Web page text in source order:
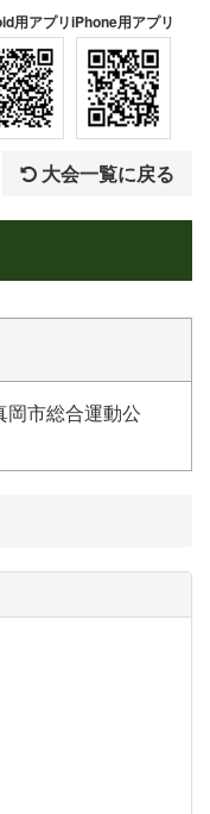
用アプリiPhone用アプリ
大会一覧に戻る
岡市総合運動公